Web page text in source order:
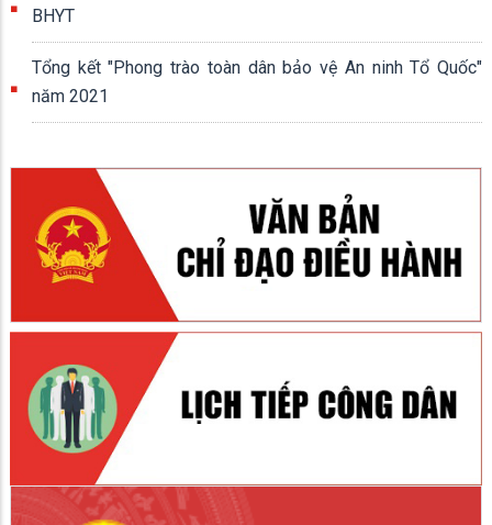
BHYT
Tổng kết "Phong trào toàn dân bảo vệ An ninh Tổ Quốc"
năm 2021